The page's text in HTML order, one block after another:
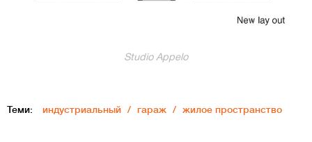
Studio Appelo
Теми: индустриальный гараж жилое пространство